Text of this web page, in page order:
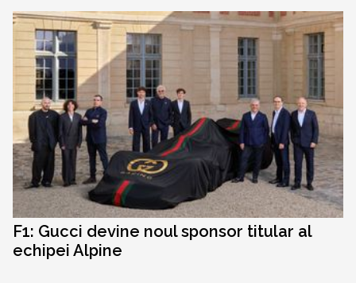
F1: Gucci devine noul sponsor titular al
echipei Alpine